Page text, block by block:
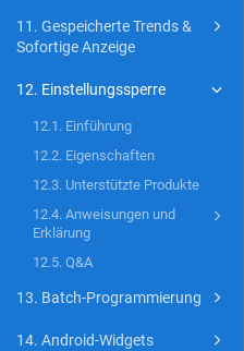
11. Gespeicherte Trends &
Sofortige Anzeige
12. Einstellungssperre
12.1. Einführung
12.2. Eigenschaften
12.3. Unterstützte Produkte
12.4. Anweisungen und
Erklärung
12.5. Q&A
13. Batch-Programmierung
14. Android-Widgets